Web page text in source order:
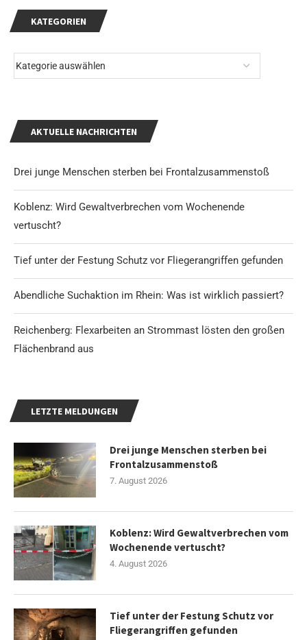
KATEGORIEN
AKTUELLE NACHRICHTEN
Drei junge Menschen sterben bei Frontalzusammenstoß
Koblenz: Wird Gewaltverbrechen vom Wochenende
vertuscht?
Tief unter der Festung Schutz vor Fliegerangriffen gefunden
Abendliche Suchaktion im Rhein: Was ist wirklich passiert?
Reichenberg: Flexarbeiten an Strommast lösten den großen
Flächenbrand aus
LETZTE MELDUNGEN
Drei junge Menschen sterben bei
Frontalzusammenstoß
7. August 2026
Koblenz: Wird Gewaltverbrechen vom
Wochenende vertuscht?
4. August 2026
Tief unter der Festung Schutz vor
Fliegerangriffen gefunden